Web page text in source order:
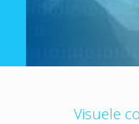
Visuele